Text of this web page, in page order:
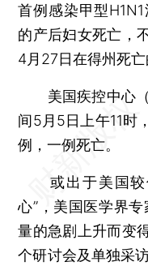
首例感染甲型
的产后妇女死亡，
4月27日在得州死
美国疾控中心（
间5月5日上午11时
例，一例死亡。
或出于美国较
心”，美国医学界
量的急剧上升而变
个研讨会及单独采